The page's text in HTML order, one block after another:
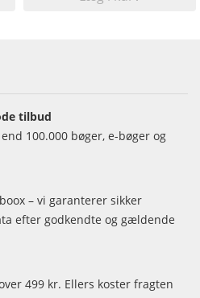
tilbud
100.000 bøger, e-bøger og
– vi garanterer sikker
efter godkendte og gældende
499 kr. Ellers koster fragten